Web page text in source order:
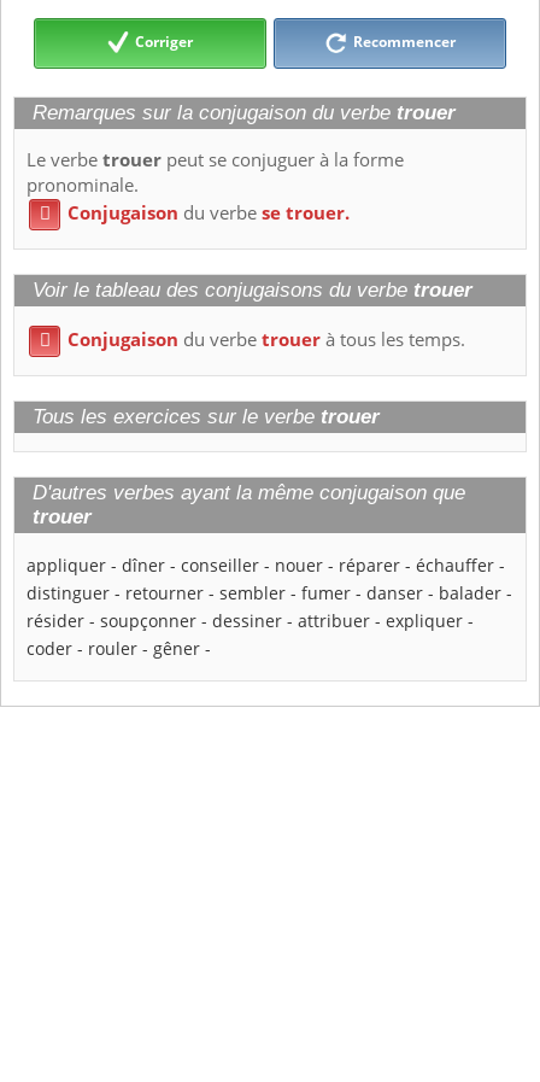
Corriger Recommencer
Remarques sur la conjugaison du verbe trouer
Le verbetrouer peut se conjuguer à la forme
pronominale.
 Conjugaison du verbese trouer.
Voir le tableau des conjugaisons du verbe trouer
 Conjugaison du verbetrouerà tous les temps.
Tous les exercices sur le verbe trouer
D'autres verbes ayant la même conjugaison que
trouer
appliquer - dîner - conseiller - nouer - réparer - échauffer -
distinguer - retourner - sembler - fumer - danser - balader -
résider - soupçonner - dessiner - attribuer - expliquer -
coder - rouler - gêner -